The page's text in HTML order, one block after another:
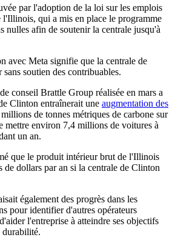
par l'adoption de la loi sur les emplois
l'Illinois, qui a mis en place le programme
nulles afin de soutenir la centrale jusqu'à
avec Meta signifie que la centrale de
soutien des contribuables.
conseil Brattle Group réalisée en mars a
Clinton entraînerait une augmentation des
de tonnes métriques de carbone sur
environ 7,4 millions de voitures à
un an.
que le produit intérieur brut de l'Illinois
dollars par an si la centrale de Clinton
également des progrès dans les
pour identifier d'autres opérateurs
l'entreprise à atteindre ses objectifs